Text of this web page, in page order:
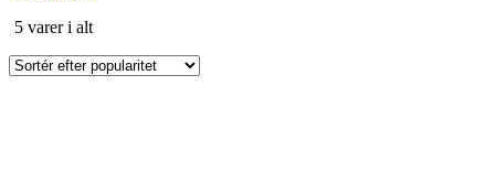
5 varer i altSorteret
popularitet